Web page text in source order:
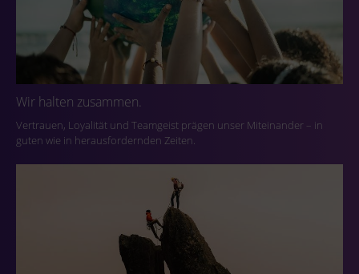
Wir halten zusammen.
Vertrauen, Loyalität und Teamgeist prägen unser Miteinander – in
guten wie in herausfordernden Zeiten.